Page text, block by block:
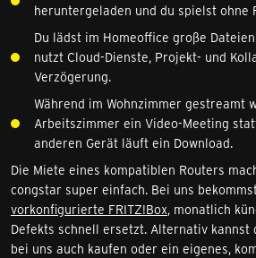
heruntergeladen und du spielst ohne
Du lädst im Homeoffice große
nutzt Cloud-Dienste, Projekt- und
Verzögerung.
Während im Wohnzimmer gestreamt
Arbeitszimmer ein Video-Meeting
anderen Gerät läuft ein Download.
Die Miete eines kompatiblen Routers
congstar super einfach. Bei uns
vorkonfigurierte FRITZ!Box, monatlich
Defekts schnell ersetzt. Alternativ kannst
bei uns auch kaufen oder ein eigenes,